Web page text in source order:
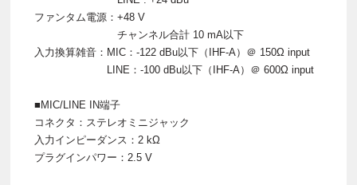
ファンタム電源：+48 V
チャンネル合計 10 mA以下
入力換算雑音：MIC：-122 dBu以下（IHF-A）＠ 150Ω input
LINE：-100 dBu以下（IHF-A）＠ 600Ω input
■MIC/LINE IN端子
コネクタ：ステレオミニジャック
入力インピーダンス：2 kΩ
プラグインパワー：2.5 V